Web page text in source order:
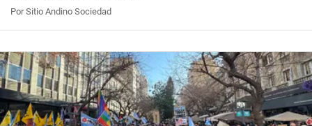
Por Sitio Andino Sociedad